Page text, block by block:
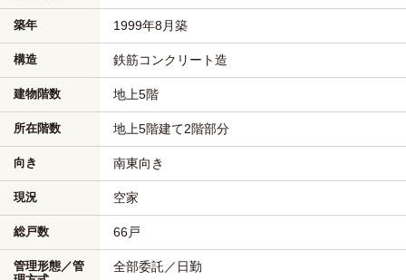
築年 1999年8月築
構造 鉄筋コンクリート造
建物階数 地上5階
所在階数 地上5階建て2階部分
向き 南東向き
現況 空家
総戸数 66戸
管理形態／管
全部委託／日勤